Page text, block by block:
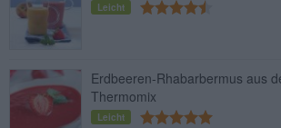
Leicht
Erdbeeren-Rhabarbermus aus
Thermomix
Leicht